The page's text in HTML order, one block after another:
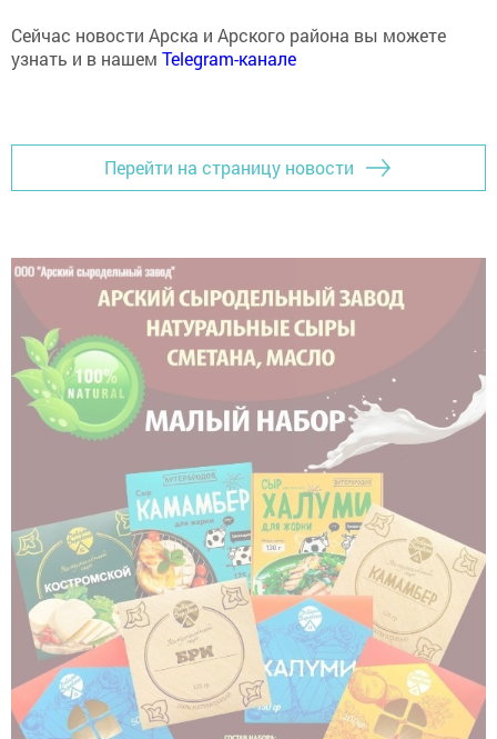
Сейчас новости Арска и Арского района вы можете
узнать и в нашем Telegram-канале
Перейти на страницу новости